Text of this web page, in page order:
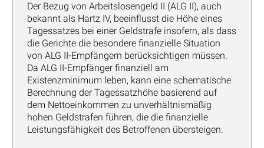
Der Bezug von Arbeitslosengeld II (ALG II), auch
bekannt als Hartz IV, beeinflusst die Höhe eines
Tagessatzes bei einer Geldstrafe insofern, als dass
die Gerichte die besondere finanzielle Situation
von ALG II-Empfängern berücksichtigen müssen.
Da ALG II-Empfänger finanziell am
Existenzminimum leben, kann eine schematische
Berechnung der Tagessatzhöhe basierend auf
dem Nettoeinkommen zu unverhältnismäßig
hohen Geldstrafen führen, die die finanzielle
Leistungsfähigkeit des Betroffenen übersteigen.